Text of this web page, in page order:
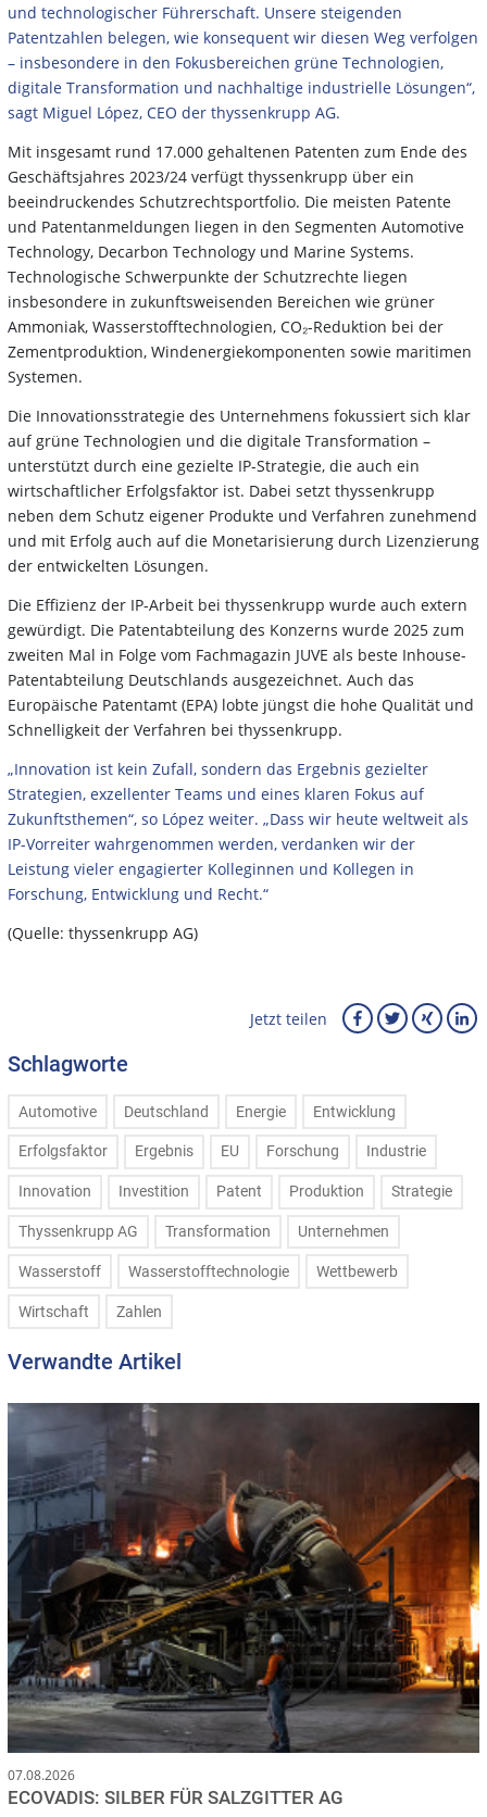
und technologischer Führerschaft. Unsere steigenden
Patentzahlen belegen, wie konsequent wir diesen Weg verfolgen
– insbesondere in den Fokusbereichen grüne Technologien,
digitale Transformation und nachhaltige industrielle Lösungen“,
sagt Miguel López, CEO der thyssenkrupp AG.
Mit insgesamt rund 17.000 gehaltenen Patenten zum Ende des
Geschäftsjahres 2023/24 verfügt thyssenkrupp über ein
beeindruckendes Schutzrechtsportfolio. Die meisten Patente
und Patentanmeldungen liegen in den Segmenten Automotive
Technology, Decarbon Technology und Marine Systems.
Technologische Schwerpunkte der Schutzrechte liegen
insbesondere in zukunftsweisenden Bereichen wie grüner
Ammoniak, Wasserstofftechnologien, CO₂-Reduktion bei der
Zementproduktion, Windenergiekomponenten sowie maritimen
Systemen.
Die Innovationsstrategie des Unternehmens fokussiert sich klar
auf grüne Technologien und die digitale Transformation –
unterstützt durch eine gezielte IP-Strategie, die auch ein
wirtschaftlicher Erfolgsfaktor ist. Dabei setzt thyssenkrupp
neben dem Schutz eigener Produkte und Verfahren zunehmend
und mit Erfolg auch auf die Monetarisierung durch Lizenzierung
der entwickelten Lösungen.
Die Effizienz der IP-Arbeit bei thyssenkrupp wurde auch extern
gewürdigt. Die Patentabteilung des Konzerns wurde 2025 zum
zweiten Mal in Folge vom Fachmagazin JUVE als beste Inhouse-
Patentabteilung Deutschlands ausgezeichnet. Auch das
Europäische Patentamt (EPA) lobte jüngst die hohe Qualität und
Schnelligkeit der Verfahren bei thyssenkrupp.
„Innovation ist kein Zufall, sondern das Ergebnis gezielter
Strategien, exzellenter Teams und eines klaren Fokus auf
Zukunftsthemen“, so López weiter. „Dass wir heute weltweit als
IP-Vorreiter wahrgenommen werden, verdanken wir der
Leistung vieler engagierter Kolleginnen und Kollegen in
Forschung, Entwicklung und Recht.“
(Quelle: thyssenkrupp AG)
Jetzt teilen
Schlagworte
Automotive Deutschland Energie Entwicklung
Erfolgsfaktor Ergebnis EU Forschung Industrie
Innovation Investition Patent Produktion Strategie
Thyssenkrupp AG Transformation Unternehmen
Wasserstoff Wasserstofftechnologie Wettbewerb
Wirtschaft Zahlen
Verwandte Artikel
07.08.2026
ECOVADIS: SILBER FÜR SALZGITTER AG